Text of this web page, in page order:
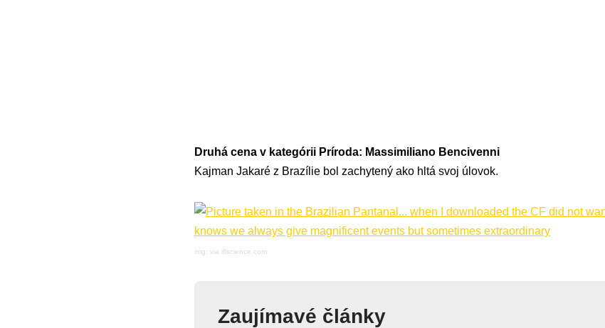
Druhá cena v kategórii Príroda: Massimiliano Bencivenni
Kajman Jakaré z Brazílie bol zachytený ako hltá svoj úlovok.
img: via iflscience.com
Zaujímavé články